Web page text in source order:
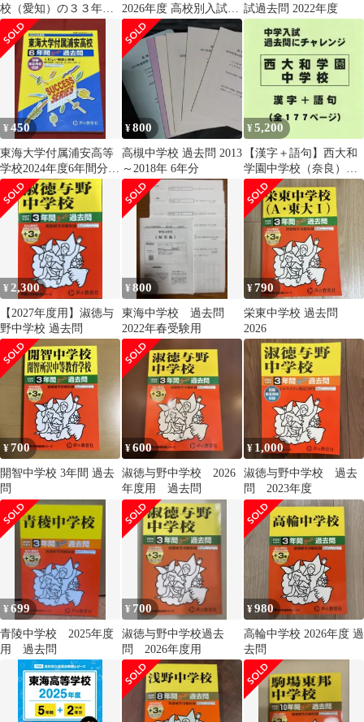
校（愛知）の３３年分
の過去問『漢字の読
み・書き』
2026年度 高校別入試過
去問題シリーズ
試過去問 2022年度
¥450
東海大学付属浦安高等
学校2024年度6年間分ス
ーパー過去問 高校受験
千葉 私立
¥800
高槻中学校 過去問 2013
～2018年 6年分
¥5,200
【漢字＋語句】西大和
学園中学校（奈良）の
過去問（576円割引）
¥ 2,300
【2027年度用】淑徳与
野中学校 過去問
¥800
東海中学校 過去問
2022年春受験用
¥790
栄東中学校 過去問
2026
¥700
開智中学校 3年間 過去
問
¥600
淑徳与野中学校 2026
年度用 過去問
¥ 1,000
淑徳与野中学校 過去
問 2023年度
¥699
青陵中学校 2025年度
用 過去問
¥ 700
淑徳与野中学校過去
問 2026年度用
¥980
高輪中学校 2026年度 過
去問